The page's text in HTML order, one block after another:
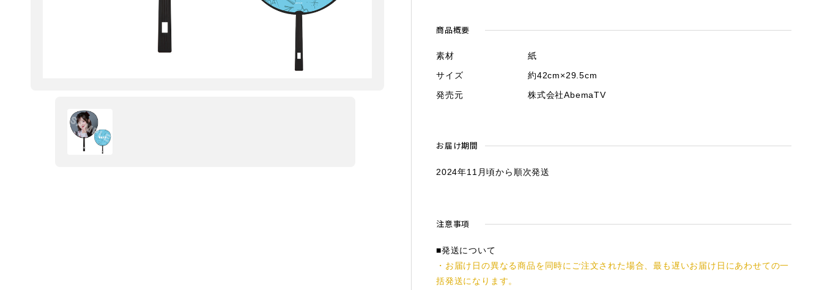
商品概要
素材
紙
サイズ
約42cm×29.5cm
発売元
株式会社AbemaTV
お届け期間
2024年11月頃から順次発送
注意事項
■発送について
・お届け日の異なる商品を同時にご注文された場合、最も遅いお届け日にあわせての一
括発送になります。